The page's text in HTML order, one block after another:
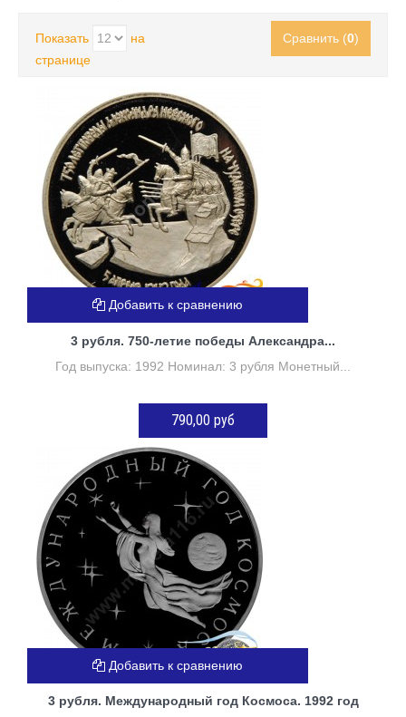
Показать
на
странице
Сравнить (0)
3 рубля. 750-летие победы Александра...
Год выпуска: 1992 Номинал: 3 рубля Монетный...
790,00 руб
Нет в наличии
Добавить к сравнению
3 рубля. Международный год Космоса. 1992 год
Добавить к сравнению